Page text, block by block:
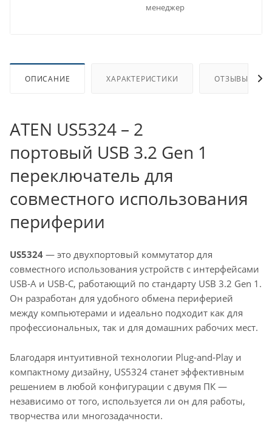
менеджер
ОПИСАНИЕ ХАРАКТЕРИСТИКИ ОТЗЫВЫ
ATEN US5324 – 2
портовый USB 3.2 Gen 1
переключатель для
совместного использования
периферии
US5324 — это двухпортовый коммутатор для
совместного использования устройств с интерфейсами
USB‑A и USB‑C, работающий по стандарту USB 3.2 Gen 1.
Он разработан для удобного обмена периферией
между компьютерами и идеально подходит как для
профессиональных, так и для домашних рабочих мест.
Благодаря интуитивной технологии Plug‑and‑Play и
компактному дизайну, US5324 станет эффективным
решением в любой конфигурации с двумя ПК —
независимо от того, используется ли он для работы,
творчества или многозадачности.